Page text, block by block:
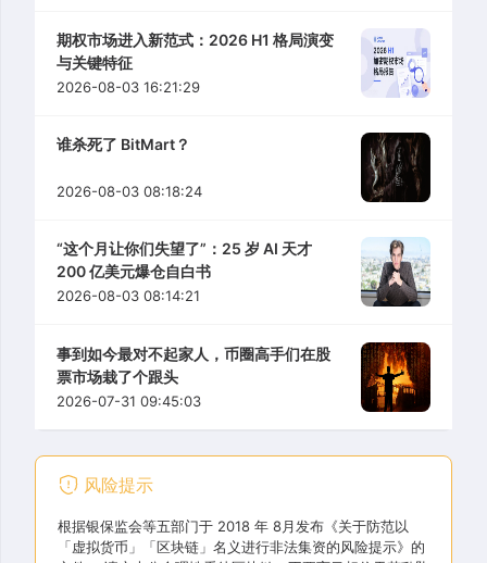
期权市场进入新范式：2026 H1 格局演变
与关键特征
2026-08-03 16:21:29
谁杀死了 BitMart？
2026-08-03 08:18:24
“这个月让你们失望了”：25 岁 AI 天才
200 亿美元爆仓自白书
2026-08-03 08:14:21
事到如今最对不起家人，币圈高手们在股
票市场栽了个跟头
2026-07-31 09:45:03
风险提示
根据银保监会等五部门于 2018 年 8月发布《关于防范以
「虚拟货币」「区块链」名义进行非法集资的风险提示》的